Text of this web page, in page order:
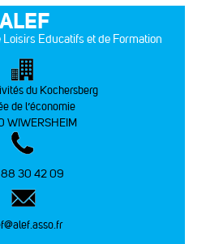
ALEF
Educatifs et de Formation
du Kochersberg
de l’économie
WIWERSHEIM
30 42 09